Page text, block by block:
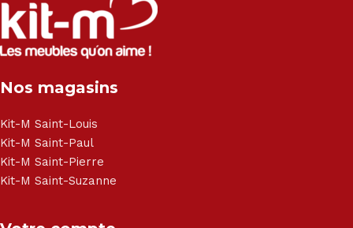
Canapé lit - Cuisine sur-mesure - Fauteuil - Armoire - Table
et chaise - Meuble de salle de bain - Literie - Lit - Bureau -
Électroménager - Télévision led - Réfrigérateur -
- Matelas - Hifi Hitachi, LG, Sharp, Philips, Bosh, Moulinex,
Haier, Sony, Cecotec, Westpoint, Dyson.
Nos magasins
Kit-M Saint-Louis
Kit-M Saint-Paul
Kit-M Saint-Pierre
Kit-M Saint-Suzanne